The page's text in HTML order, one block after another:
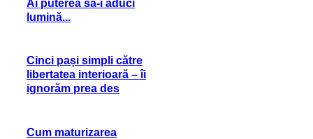
Ai puterea să-i aduci
lumină...
Cinci pași simpli către
libertatea interioară – îi
ignorăm prea des
Cum maturizarea